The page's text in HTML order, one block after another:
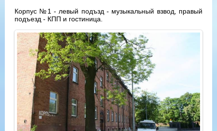
Корпус №1 - левый подъзд - музыкальный взвод, правый
подъезд - КПП и гостиница.